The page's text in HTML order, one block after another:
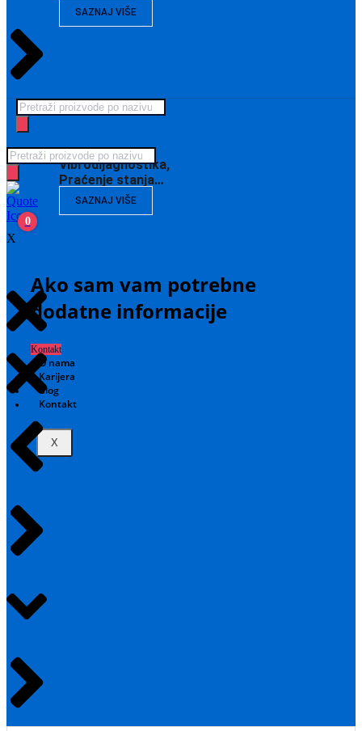
SAZNAJ VIŠE
Vibrodijagnostika,
Praćenje stanja…
SAZNAJ VIŠE
Ako sam vam potrebne
dodatne informacije
Kontakt
O nama
Karijera
Blog
Kontakt
X
Products
search
Products
search
0
X